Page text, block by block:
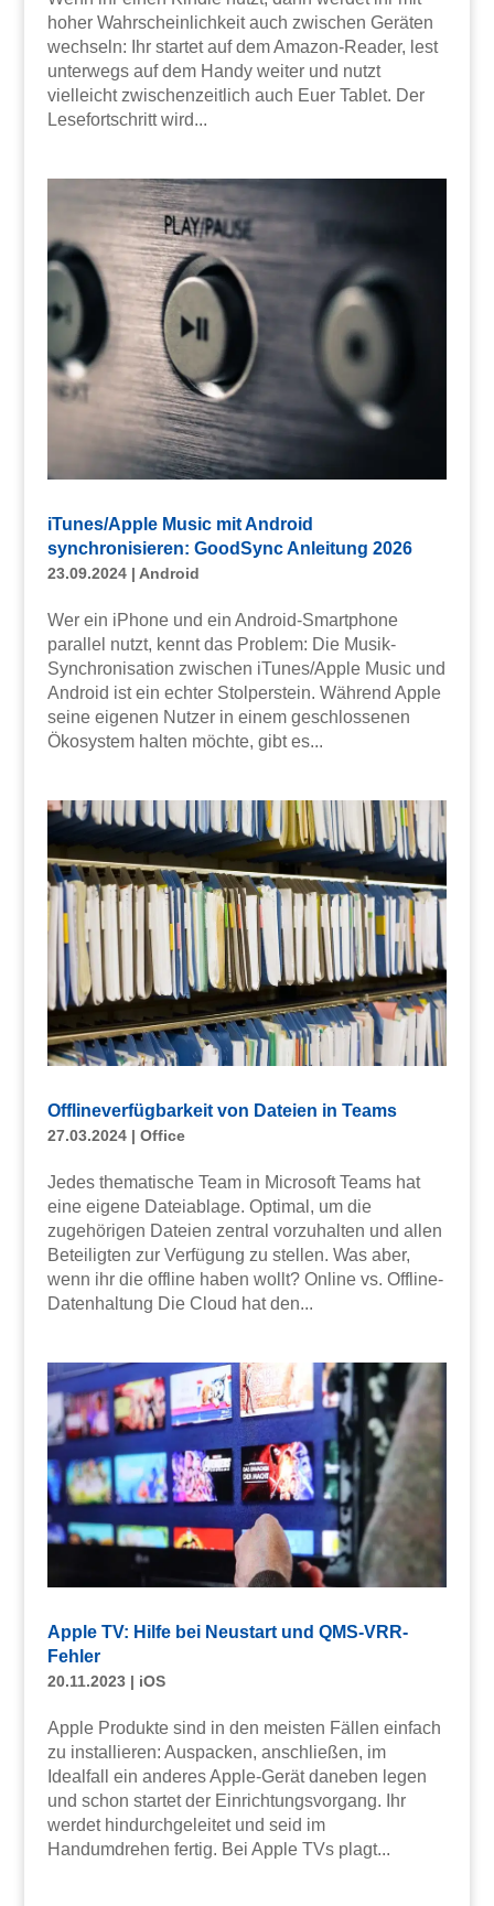
hoher Wahrscheinlichkeit auch zwischen Geräten
wechseln: Ihr startet auf dem Amazon-Reader, lest
unterwegs auf dem Handy weiter und nutzt
vielleicht zwischenzeitlich auch Euer Tablet. Der
Lesefortschritt wird...
iTunes/Apple Music mit Android
synchronisieren: GoodSync Anleitung 2026
23.09.2024| Android
Wer ein iPhone und ein Android-Smartphone
parallel nutzt, kennt das Problem: Die Musik-
Synchronisation zwischen iTunes/Apple Music und
Android ist ein echter Stolperstein. Während Apple
seine eigenen Nutzer in einem geschlossenen
Ökosystem halten möchte, gibt es...
Offlineverfügbarkeit von Dateien in Teams
27.03.2024| Office
Jedes thematische Team in Microsoft Teams hat
eine eigene Dateiablage. Optimal, um die
zugehörigen Dateien zentral vorzuhalten und allen
Beteiligten zur Verfügung zu stellen. Was aber,
wenn ihr die offline haben wollt? Online vs. Offline-
Datenhaltung Die Cloud hat den...
Apple TV: Hilfe bei Neustart und QMS-VRR-
Fehler
20.11.2023| iOS
Apple Produkte sind in den meisten Fällen einfach
zu installieren: Auspacken, anschließen, im
Idealfall ein anderes Apple-Gerät daneben legen
und schon startet der Einrichtungsvorgang. Ihr
werdet hindurchgeleitet und seid im
Handumdrehen fertig. Bei Apple TVs plagt...